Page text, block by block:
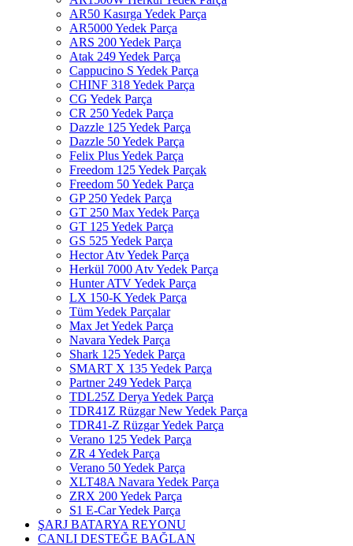
AR50 Kasırga Yedek Parça
AR5000 Yedek Parça
ARS 200 Yedek Parça
Atak 249 Yedek Parça
Cappucino S Yedek Parça
CHINF 318 Yedek Parça
CG Yedek Parça
CR 250 Yedek Parça
Dazzle 125 Yedek Parça
Dazzle 50 Yedek Parça
Felix Plus Yedek Parça
Freedom 125 Yedek Parçak
Freedom 50 Yedek Parça
GP 250 Yedek Parça
GT 250 Max Yedek Parça
GT 125 Yedek Parça
GS 525 Yedek Parça
Hector Atv Yedek Parça
Herkül 7000 Atv Yedek Parça
Hunter ATV Yedek Parça
LX 150-K Yedek Parça
Tüm Yedek Parçalar
Max Jet Yedek Parça
Navara Yedek Parça
Shark 125 Yedek Parça
SMART X 135 Yedek Parça
Partner 249 Yedek Parça
TDL25Z Derya Yedek Parça
TDR41Z Rüzgar New Yedek Parça
TDR41-Z Rüzgar Yedek Parça
Verano 125 Yedek Parça
ZR 4 Yedek Parça
Verano 50 Yedek Parça
XLT48A Navara Yedek Parça
ZRX 200 Yedek Parça
S1 E-Car Yedek Parça
ŞARJ BATARYA REYONU
CANLI DESTEĞE BAĞLAN